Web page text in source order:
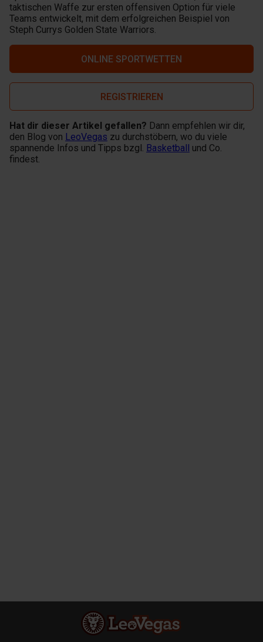
taktischen Waffe zur ersten offensiven Option für viele
Teams entwickelt, mit dem erfolgreichen Beispiel von
Steph Currys Golden State Warriors.
ONLINE SPORTWETTEN
REGISTRIEREN
Hat dir dieser Artikel gefallen? Dann empfehlen wir dir,
den Blog von LeoVegas zu durchstöbern, wo du viele
spannende Infos und Tipps bzgl. Basketball und Co.
findest.